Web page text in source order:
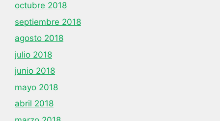
octubre 2018
septiembre 2018
agosto 2018
julio 2018
junio 2018
mayo 2018
abril 2018